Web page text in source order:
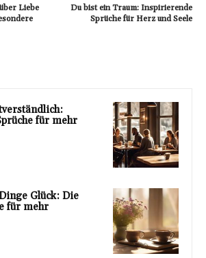
Liebe
Du bist ein Traum: Inspirierende
Sprüche für Herz und Seele
für mehr
Glück: Die
für mehr